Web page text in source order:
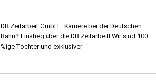
DB Zeitarbeit GmbH - Karriere bei der Deutschen
Bahn? Einstieg über die DB Zeitarbeit! Wir sind 100
%ige Tochter und exklusiver